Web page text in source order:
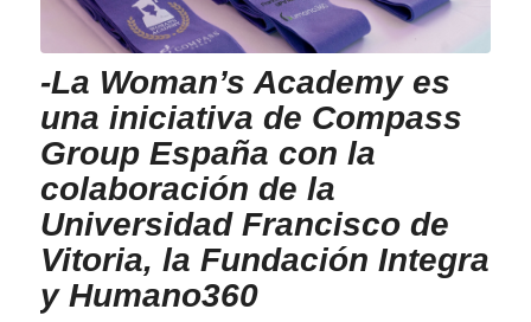
-La Woman’s Academy es
una iniciativa de Compass
Group España con la
colaboración de la
Universidad Francisco de
Vitoria, la Fundación Integra
y Humano360